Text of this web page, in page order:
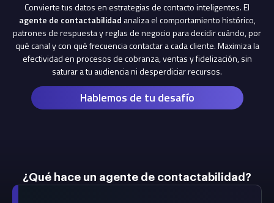
Convierte tus datos en estrategias de contacto inteligentes. El
agente de contactabilidad analiza el comportamiento histórico,
patrones de respuesta y reglas de negocio para decidir cuándo, por
qué canal y con qué frecuencia contactar a cada cliente. Maximiza la
efectividad en procesos de cobranza, ventas y fidelización, sin
saturar a tu audiencia ni desperdiciar recursos.
Hablemos de tu desafío
¿Qué hace un agente de contactabilidad?